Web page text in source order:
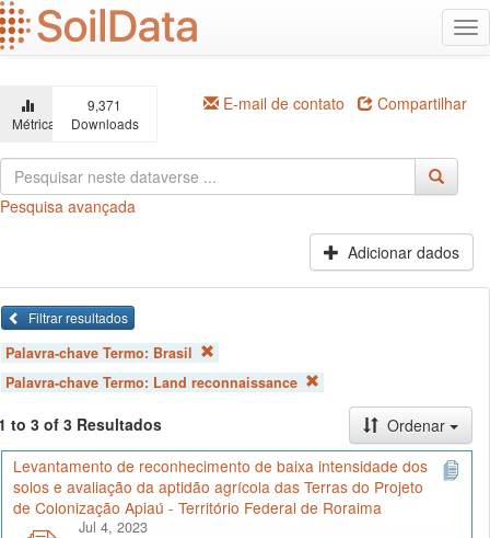
Ir
para
o
principal
Métricas
9,371
Downloads
E-mail de contato Compartilhar
Pesquisa avançada
Adicionar dados
Filtrar resultados
Palavra-chave Termo: Brasil
Palavra-chave Termo: Land reconnaissance
to 3 of 3 Resultados
Ordenar
Levantamento de reconhecimento de baixa intensidade dos
solos e avaliação da aptidão agrícola das Terras do Projeto
de Colonização Apiaú - Território Federal de Roraima
Jul 4, 2023